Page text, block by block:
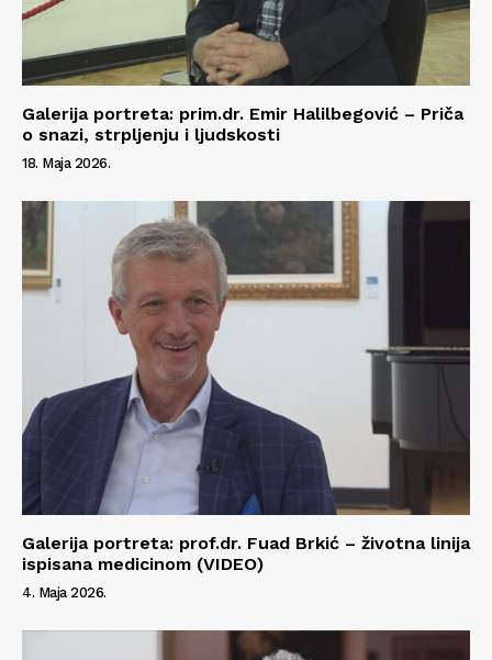
Info
O nama
Kontakt
Impressum
Galerija portreta: prim.dr. Emir Halilbegović – Priča
o snazi, strpljenju i ljudskosti
18. Maja 2026.
Galerija portreta: prof.dr. Fuad Brkić – životna linija
ispisana medicinom (VIDEO)
4. Maja 2026.